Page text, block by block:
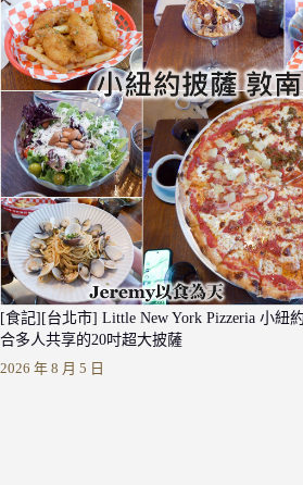
[食記][台北市] Little New York Pizzeria 小紐
合多人共享的20吋超大披薩
2026 年 8 月 5 日